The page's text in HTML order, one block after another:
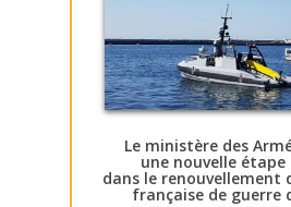
Le ministère des
une nouvelle
dans le renouvellement
française de guerre